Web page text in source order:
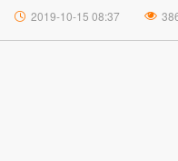
2019-10-15 08:37